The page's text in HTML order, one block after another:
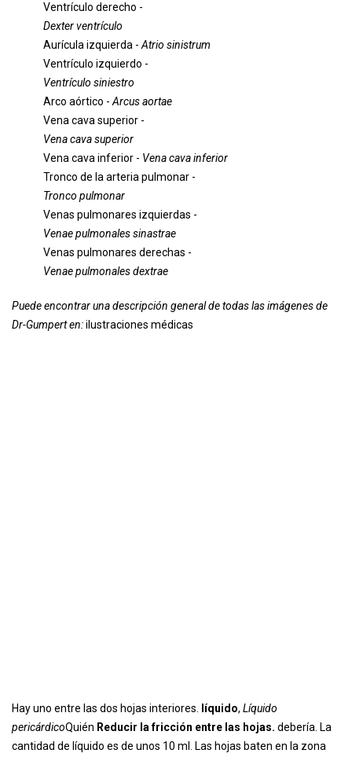
Ventrículo derecho -
Dexter ventrículo
Aurícula izquierda - Atrio sinistrum
Ventrículo izquierdo -
Ventrículo siniestro
Arco aórtico - Arcus aortae
Vena cava superior -
Vena cava superior
Vena cava inferior - Vena cava inferior
Tronco de la arteria pulmonar -
Tronco pulmonar
Venas pulmonares izquierdas -
Venae pulmonales sinastrae
Venas pulmonares derechas -
Venae pulmonales dextrae
Puede encontrar una descripción general de todas las imágenes de
Dr-Gumpert en:ilustraciones médicas
Hay uno entre las dos hojas interiores. líquido, Líquido
pericárdicoQuién Reducir la fricción entre las hojas. debería. La
cantidad de líquido es de unos 10 ml. Las hojas baten en la zona